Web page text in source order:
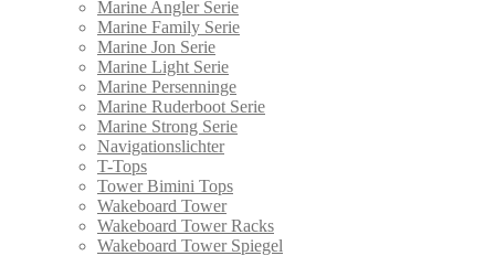
Marine Angler Serie
Marine Family Serie
Marine Jon Serie
Marine Light Serie
Marine Persenninge
Marine Ruderboot Serie
Marine Strong Serie
Navigationslichter
T-Tops
Tower Bimini Tops
Wakeboard Tower
Wakeboard Tower Racks
Wakeboard Tower Spiegel